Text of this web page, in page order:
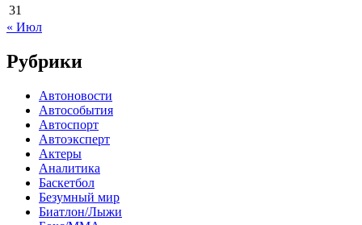
31
« Июл
Рубрики
Автоновости
Автособытия
Автоспорт
Автоэксперт
Актеры
Аналитика
Баскетбол
Безумный мир
Биатлон/Лыжи